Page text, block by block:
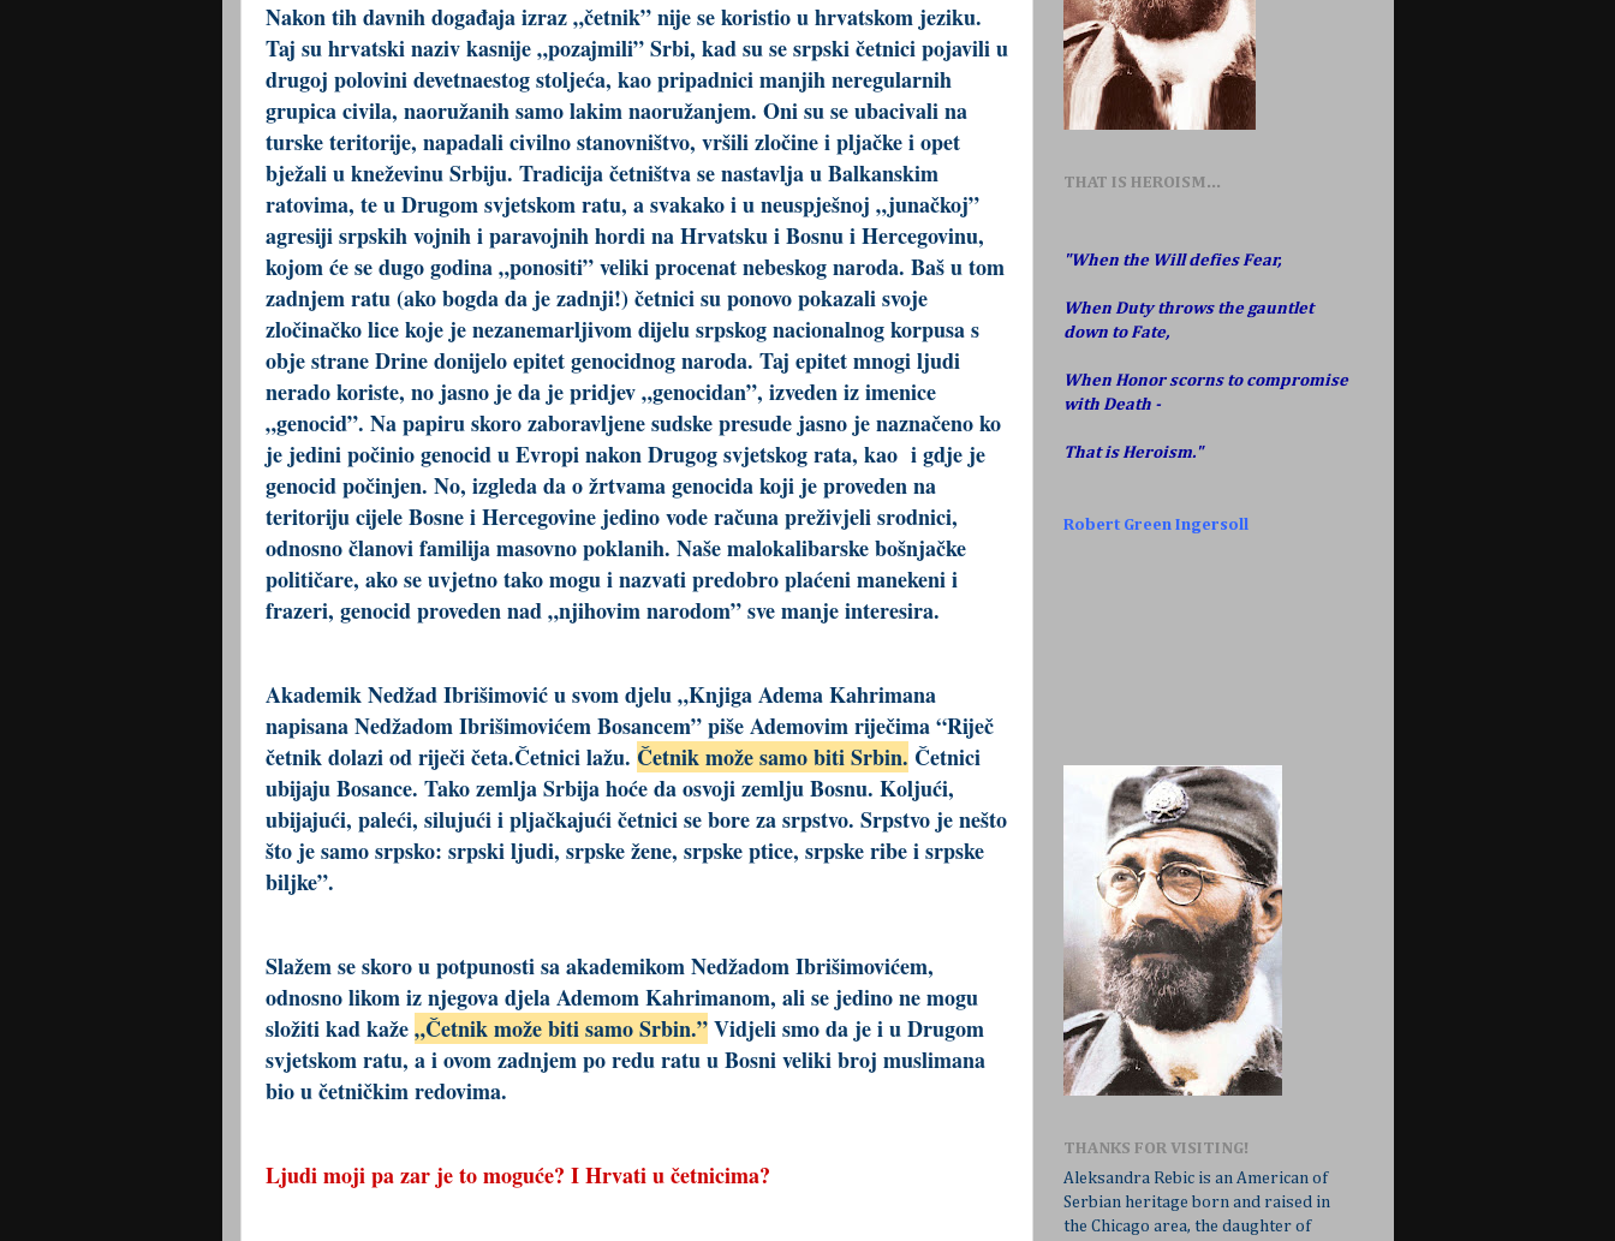
Nakon tih davnih događaja izraz „četnik” nije se koristio u hrvatskom jeziku.
Taj su hrvatski naziv kasnije „pozajmili” Srbi, kad su se srpski četnici pojavili u
drugoj polovini devetnaestog stoljeća, kao pripadnici manjih neregularnih
grupica civila, naoružanih samo lakim naoružanjem. Oni su se ubacivali na
turske teritorije, napadali civilno stanovništvo, vršili zločine i pljačke i opet
bježali u kneževinu Srbiju. Tradicija četništva se nastavlja u Balkanskim
ratovima, te u Drugom svjetskom ratu, a svakako i u neuspješnoj „junačkoj”
agresiji srpskih vojnih i paravojnih hordi na Hrvatsku i Bosnu i Hercegovinu,
kojom će se dugo godina „ponositi” veliki procenat nebeskog naroda. Baš u tom
zadnjem ratu (ako bogda da je zadnji!) četnici su ponovo pokazali svoje
zločinačko lice koje je nezanemarljivom dijelu srpskog nacionalnog korpusa s
obje strane Drine donijelo epitet genocidnog naroda. Taj epitet mnogi ljudi
nerado koriste, no jasno je da je pridjev „genocidan”, izveden iz imenice
„genocid”. Na papiru skoro zaboravljene sudske presude jasno je naznačeno ko
je jedini počinio genocid u Evropi nakon Drugog svjetskog rata, kao i gdje je
genocid počinjen. No, izgleda da o žrtvama genocida koji je proveden na
teritoriju cijele Bosne i Hercegovine jedino vode računa preživjeli srodnici,
odnosno članovi familija masovno poklanih. Naše malokalibarske bošnjačke
političare, ako se uvjetno tako mogu i nazvati predobro plaćeni manekeni i
frazeri, genocid proveden nad „njihovim narodom” sve manje interesira.
Akademik Nedžad Ibrišimović u svom djelu „Knjiga Adema Kahrimana
napisana Nedžadom Ibrišimovićem Bosancem” piše Ademovim riječima “Riječ
četnik dolazi od riječi četa.Četnici lažu. Četnik može samo biti Srbin. Četnici
ubijaju Bosance. Tako zemlja Srbija hoće da osvoji zemlju Bosnu. Koljući,
ubijajući, paleći, silujući i pljačkajući četnici se bore za srpstvo. Srpstvo je nešto
što je samo srpsko: srpski ljudi, srpske žene, srpske ptice, srpske ribe i srpske
biljke”.
Slažem se skoro u potpunosti sa akademikom Nedžadom Ibrišimovićem,
odnosno likom iz njegova djela Ademom Kahrimanom, ali se jedino ne mogu
složiti kad kaže„Četnik može biti samo Srbin.”Vidjeli smo da je i u Drugom
svjetskom ratu, a i ovom zadnjem po redu ratu u Bosni veliki broj muslimana
bio u četničkim redovima.
Ljudi moji pa zar je to moguće? I Hrvati u četnicima?
THAT IS HEROISM...
"When the Will defies Fear,
When Duty throws the gauntlet
down to Fate,
When Honor scorns to compromise
with Death -
That is Heroism."
Robert Green Ingersoll
THANKS FOR VISITING!
Aleksandra Rebic is an American of
Serbian heritage born and raised in
the Chicago area, the daughter of